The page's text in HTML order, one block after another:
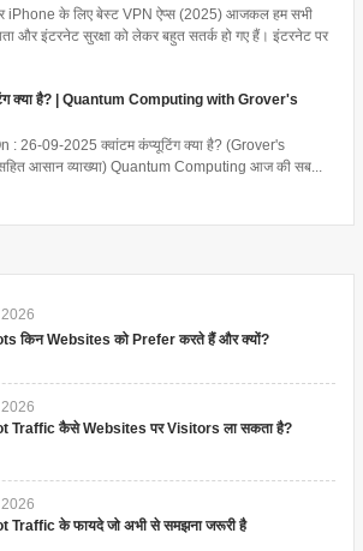
iPhone के लिए बेस्ट VPN ऐप्स (2025) आजकल हम सभी
और इंटरनेट सुरक्षा को लेकर बहुत सतर्क हो गए हैं। इंटरनेट पर
क्या है? | Quantum Computing with Grover's
: 26-09-2025 क्वांटम कंप्यूटिंग क्या है? (Grover's
आसान व्याख्या) Quantum Computing आज की सब...
2026
किन Websites को Prefer करते हैं और क्यों?
2026
Traffic कैसे Websites पर Visitors ला सकता है?
2026
Traffic के फायदे जो अभी से समझना जरूरी है